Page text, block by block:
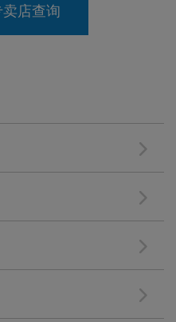
店查询